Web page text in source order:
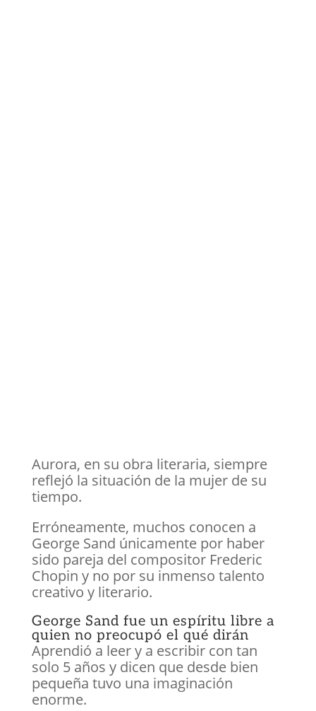
Aurora, en su obra literaria, siempre
reflejó la situación de la mujer de su
tiempo.
Erróneamente, muchos conocen a
George Sand únicamente por haber
sido pareja del compositor Frederic
Chopin y no por su inmenso talento
creativo y literario.
George Sand fue un espíritu libre a
quien no preocupó el qué dirán
Aprendió a leer y a escribir con tan
solo 5 años y dicen que desde bien
pequeña tuvo una imaginación
enorme.